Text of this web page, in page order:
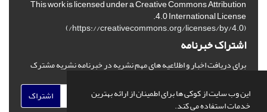
این وب سایت از کوکی ها برای اطمینان از ارائه بهترین
خدمات استفاده می کند.
This work is licensed under a Creative Commons Attribution
4.0 International License.
(
https://creativecommons.org/licenses/by/4.0/
)
اشتراک خبرنامه
برای دریافت اخبار و اطلاعیه های مهم نشریه در خبرنامه نشریه مشترک
اشتراک